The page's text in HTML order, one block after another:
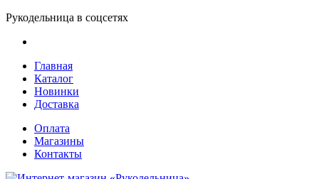
Рукодельница в соцсетях
Главная
Каталог
Новинки
Доставка
Оплата
Магазины
Контакты